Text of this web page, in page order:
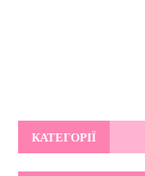
КАТЕГОРІЇ